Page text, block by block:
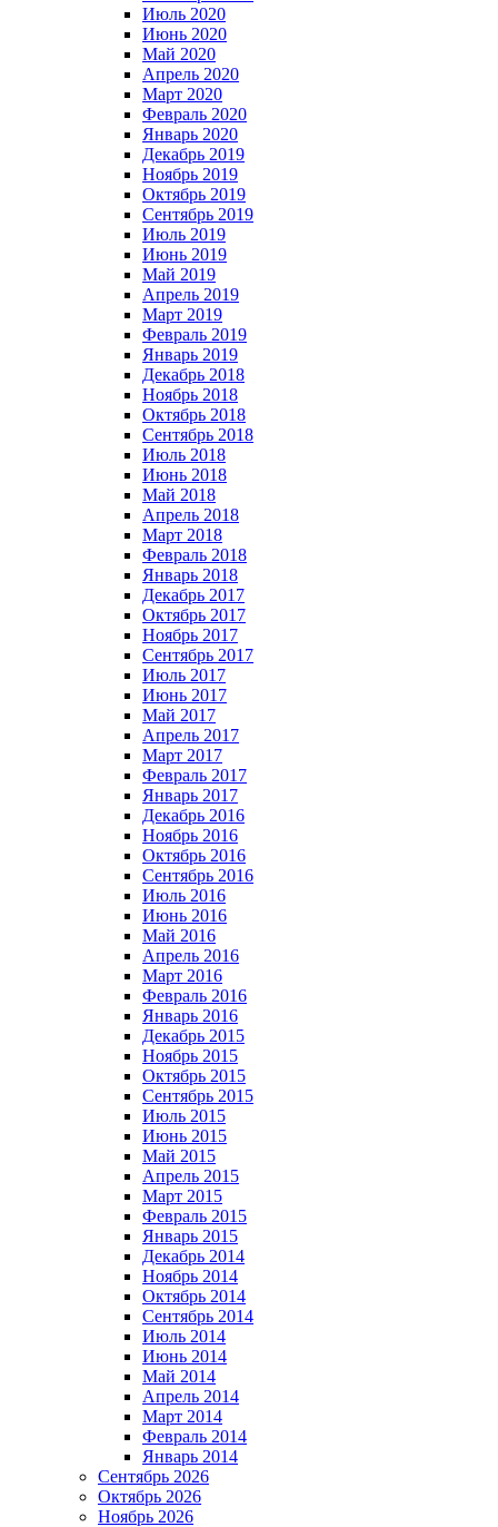
Июль 2020
Июнь 2020
Май 2020
Апрель 2020
Март 2020
Февраль 2020
Январь 2020
Декабрь 2019
Ноябрь 2019
Октябрь 2019
Сентябрь 2019
Июль 2019
Июнь 2019
Май 2019
Апрель 2019
Март 2019
Февраль 2019
Январь 2019
Декабрь 2018
Ноябрь 2018
Октябрь 2018
Сентябрь 2018
Июль 2018
Июнь 2018
Май 2018
Апрель 2018
Март 2018
Февраль 2018
Январь 2018
Декабрь 2017
Октябрь 2017
Ноябрь 2017
Сентябрь 2017
Июль 2017
Июнь 2017
Май 2017
Апрель 2017
Март 2017
Февраль 2017
Январь 2017
Декабрь 2016
Ноябрь 2016
Октябрь 2016
Сентябрь 2016
Июль 2016
Июнь 2016
Май 2016
Апрель 2016
Март 2016
Февраль 2016
Январь 2016
Декабрь 2015
Ноябрь 2015
Октябрь 2015
Сентябрь 2015
Июль 2015
Июнь 2015
Май 2015
Апрель 2015
Март 2015
Февраль 2015
Январь 2015
Декабрь 2014
Ноябрь 2014
Октябрь 2014
Сентябрь 2014
Июль 2014
Июнь 2014
Май 2014
Апрель 2014
Март 2014
Февраль 2014
Январь 2014
Сентябрь 2026
Октябрь 2026
Ноябрь 2026